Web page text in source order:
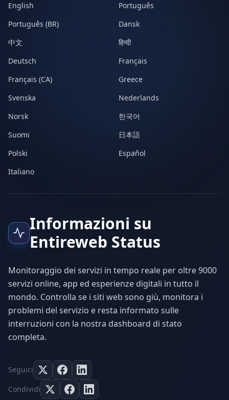
English
Português
Português (BR)
Dansk
中文
हिन्दी
Deutsch
Français
Français (CA)
Greece
Svenska
Nederlands
Norsk
한국어
Suomi
日本語
Polski
Español
Italiano
Informazioni su
Entireweb Status
Monitoraggio dei servizi in tempo reale per oltre 9000
servizi online, app ed esperienze digitali in tutto il
mondo. Controlla se i siti web sono giù, monitora i
problemi del servizio e resta informato sulle
interruzioni con la nostra dashboard di stato
completa.
Seguici
Condividi